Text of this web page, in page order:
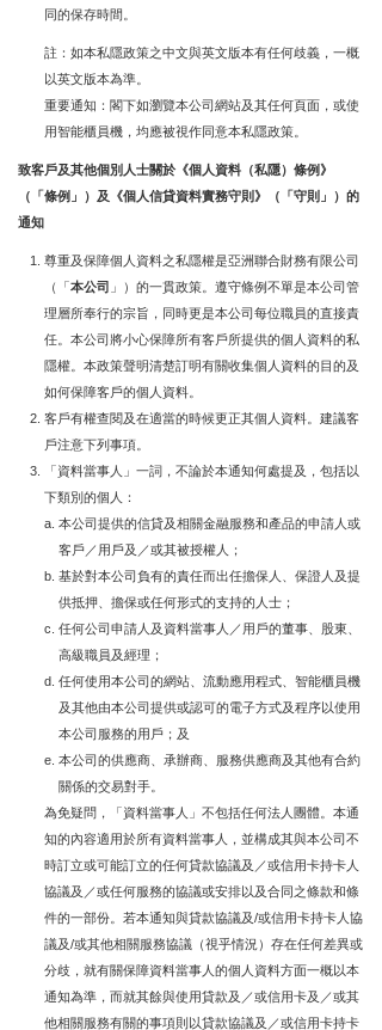
同的保存時間。
註：如本私隱政策之中文與英文版本有任何歧義，一概
以英文版本為準。
重要通知：閣下如瀏覽本公司網站及其任何頁面，或使
用智能櫃員機，均應被視作同意本私隱政策。
致客戶及其他個別人士關於《個人資料（私隱）條例》
（「條例」）及《個人信貸資料實務守則》（「守則」）的
通知
尊重及保障個人資料之私隱權是亞洲聯合財務有限公司
（「本公司 」）的一貫政策。遵守條例不單是本公司管
理層所奉行的宗旨，同時更是本公司每位職員的直接責
任。本公司將小心保障所有客戶所提供的個人資料的私
隱權。本政策聲明清楚訂明有關收集個人資料的目的及
如何保障客戶的個人資料。
客戶有權查閱及在適當的時候更正其個人資料。建議客
戶注意下列事項。
「資料當事人」一詞，不論於本通知何處提及，包括以
下類別的個人：
本公司提供的信貸及相關金融服務和產品的申請人或
客戶／用戶及／或其被授權人；
基於對本公司負有的責任而出任擔保人、保證人及提
供抵押、擔保或任何形式的支持的人士；
任何公司申請人及資料當事人／用戶的董事、股東、
高級職員及經理；
任何使用本公司的網站、流動應用程式、智能櫃員機
及其他由本公司提供或認可的電子方式及程序以使用
本公司服務的用戶；及
本公司的供應商、承辦商、服務供應商及其他有合約
關係的交易對手。
為免疑問，「資料當事人」不包括任何法人團體。本通
知的內容適用於所有資料當事人，並構成其與本公司不
時訂立或可能訂立的任何貸款協議及／或信用卡持卡人
協議及／或任何服務的協議或安排以及合同之條款和條
件的一部份。若本通知與貸款協議及/或信用卡持卡人協
議及/或其他相關服務協議（視乎情況）存在任何差異或
分歧，就有關保障資料當事人的個人資料方面一概以本
通知為準，而就其餘與使用貸款及／或信用卡及／或其
他相關服務有關的事項則以貸款協議及／或信用卡持卡